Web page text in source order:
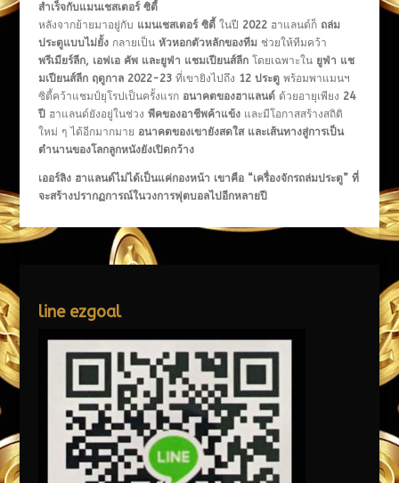
สำเร็จกับแมนเชสเตอร์ ซิตี้
หลังจากย้ายมาอยู่กับ แมนเชสเตอร์ ซิตี้ในปี 2022ฮาแลนด์ก็ ถล่ม
ประตูแบบไม่ยั้งกลายเป็น หัวหอกตัวหลักของทีมช่วยให้ทีมคว้า
พรีเมียร์ลีก, เอฟเอ คัพ และยูฟ่า แชมเปียนส์ลีกโดยเฉพาะใน ยูฟ่า แช
มเปียนส์ลีก ฤดูกาล 2022-23ที่เขายิงไปถึง 12 ประตูพร้อมพาแมนฯ
ซิตี้คว้าแชมป์ยุโรปเป็นครั้งแรก อนาคตของฮาแลนด์ด้วยอายุเพียง 24
ปี ฮาแลนด์ยังอยู่ในช่วง พีคของอาชีพค้าแข้งและมีโอกาสสร้างสถิติ
ใหม่ ๆ ได้อีกมากมาย อนาคตของเขายังสดใส และเส้นทางสู่การเป็น
ตำนานของโลกลูกหนังยังเปิดกว้าง
เออร์ลิง ฮาแลนด์ไม่ได้เป็นแค่กองหน้า เขาคือ “เครื่องจักรถล่มประตู” ที่
จะสร้างปรากฏการณ์ในวงการฟุตบอลไปอีกหลายปี
line ezgoal